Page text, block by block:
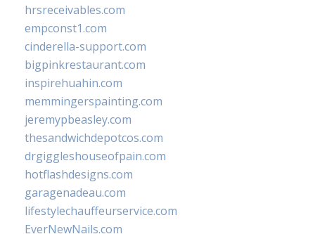
hrsreceivables.com
empconst1.com
cinderella-support.com
bigpinkrestaurant.com
inspirehuahin.com
memmingerspainting.com
jeremypbeasley.com
thesandwichdepotcos.com
drgiggleshouseofpain.com
hotflashdesigns.com
garagenadeau.com
lifestylechauffeurservice.com
EverNewNails.com